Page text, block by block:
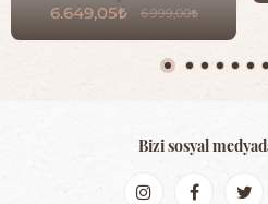
6.649,05 6.999,00
Bizi sosyal